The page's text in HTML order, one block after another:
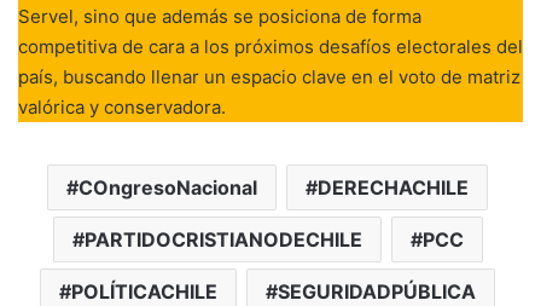
Servel, sino que además se posiciona de forma
competitiva de cara a los próximos desafíos electorales del
país, buscando llenar un espacio clave en el voto de matriz
valórica y conservadora.
COngresoNacional DERECHACHILE
PARTIDOCRISTIANODECHILE PCC
POLÍTICACHILE SEGURIDADPÚBLICA